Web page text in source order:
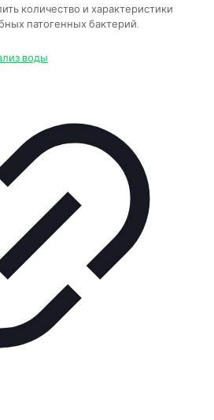
количество и характеристики
патогенных бактерий.